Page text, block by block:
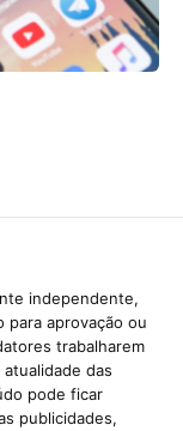
independente,
aprovação ou
trabalharem
das
pode ficar
publicidades,